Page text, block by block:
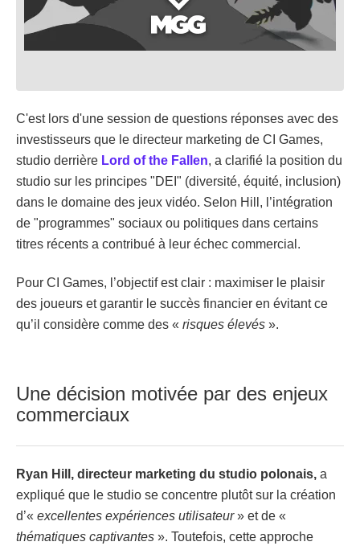
C'est lors d'une session de questions réponses avec des
investisseurs que le directeur marketing de CI Games,
studio derrière Lord of the Fallen, a clarifié la position du
studio sur les principes "DEI" (diversité, équité, inclusion)
dans le domaine des jeux vidéo. Selon Hill, l’intégration
de "programmes" sociaux ou politiques dans certains
titres récents a contribué à leur échec commercial.
Pour CI Games, l’objectif est clair : maximiser le plaisir
des joueurs et garantir le succès financier en évitant ce
qu’il considère comme des « risques élevés ».
Une décision motivée par des enjeux
commerciaux
Ryan Hill, directeur marketing du studio polonais, a
expliqué que le studio se concentre plutôt sur la création
d’« excellentes expériences utilisateur» et de «
thématiques captivantes ». Toutefois, cette approche